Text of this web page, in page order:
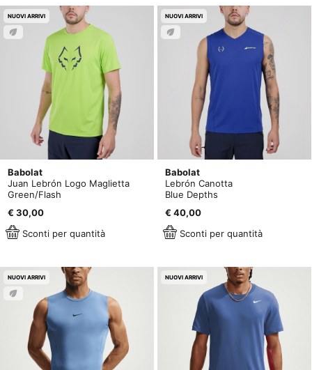
NUOVI ARRIVI
Babolat
Juan Lebrón Logo Maglietta
Green/Flash
€ 30,00
Sconti per quantità
NUOVI ARRIVI
Babolat
Lebrón Canotta
Blue Depths
€ 40,00
Sconti per quantità
NUOVI ARRIVI NUOVI ARRIVI